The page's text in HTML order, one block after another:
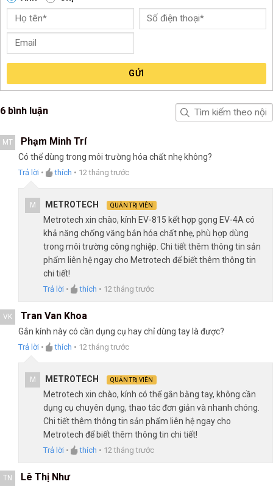
GỬI
6 bình luận
MT Phạm Minh Trí
Có thể dùng trong môi trường hóa chất nhẹ không?
Trả lời • thích • 12 tháng trước
M METROTECH QUẢN TRỊ VIÊN
Metrotech xin chào, kính EV-815 kết hợp gọng EV-4A có
khả năng chống văng bắn hóa chất nhẹ, phù hợp dùng
trong môi trường công nghiệp. Chi tiết thêm thông tin sản
phẩm liên hệ ngay cho Metrotech để biết thêm thông tin
chi tiết!
Trả lời • thích • 12 tháng trước
VK Tran Van Khoa
Gắn kính này có cần dụng cụ hay chỉ dùng tay là được?
Trả lời • thích • 12 tháng trước
M METROTECH QUẢN TRỊ VIÊN
Metrotech xin chào, kính có thể gắn bằng tay, không cần
dụng cụ chuyên dụng, thao tác đơn giản và nhanh chóng.
Chi tiết thêm thông tin sản phẩm liên hệ ngay cho
Metrotech để biết thêm thông tin chi tiết!
Trả lời • thích • 12 tháng trước
TN Lê Thị Như